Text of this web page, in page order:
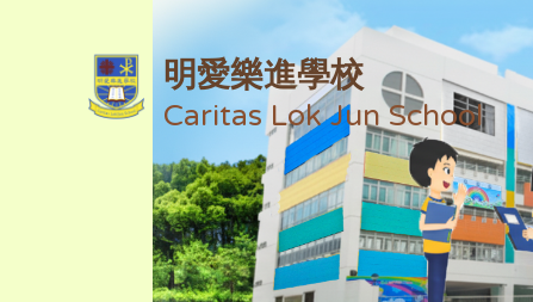
明愛樂進學校
Caritas Lok Jun School